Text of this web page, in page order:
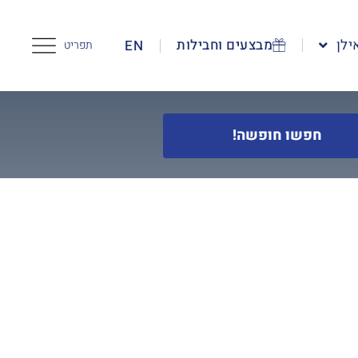
מבצעים וחבילות EN תפריט
חפשו חופשה!